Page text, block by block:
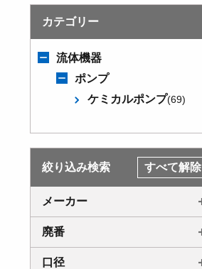
カテゴリー
流体機器
ポンプ
ケミカルポンプ(69)
絞り込み検索 すべて解除
メーカー
廃番
口径